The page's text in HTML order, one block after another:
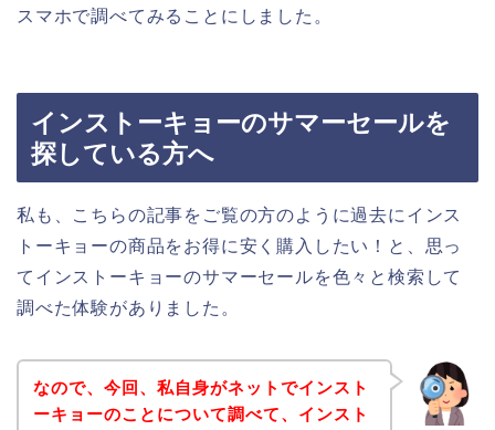
スマホで調べてみることにしました。
インストーキョーのサマーセールを
探している方へ
私も、こちらの記事をご覧の方のように過去にインス
トーキョーの商品をお得に安く購入したい！と、思っ
てインストーキョーのサマーセールを色々と検索して
調べた体験がありました。
なので、今回、私自身がネットでインスト
ーキョーのことについて調べて、インスト